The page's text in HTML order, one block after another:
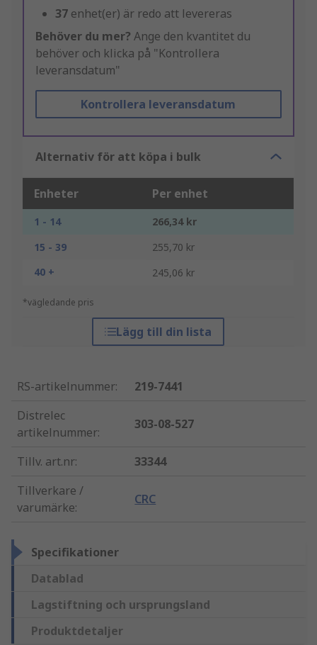
37 enhet(er) är redo att levereras
Behöver du mer? Ange den kvantitet du
behöver och klicka på "Kontrollera
leveransdatum"
Kontrollera leveransdatum
Alternativ för att köpa i bulk
Enheter Per enhet
1 - 14
266,34 kr
15 - 39
255,70 kr
40 +
245,06 kr
*vägledande pris
Lägg till din lista
RS-artikelnummer:
219-7441
Distrelec
artikelnummer:
303-08-527
Tillv. art.nr:
33344
Tillverkare /
varumärke:
CRC
Specifikationer
Datablad
Lagstiftning och ursprungsland
Produktdetaljer